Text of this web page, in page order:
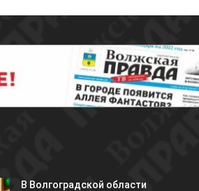
В Волгоградской области